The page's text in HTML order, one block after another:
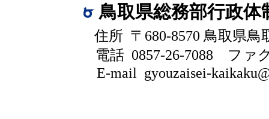
鳥取県総務部行政体
住所 〒680-8570 鳥取県鳥
電話 0857-26-7088
ファ
E-mail gyouzaisei-